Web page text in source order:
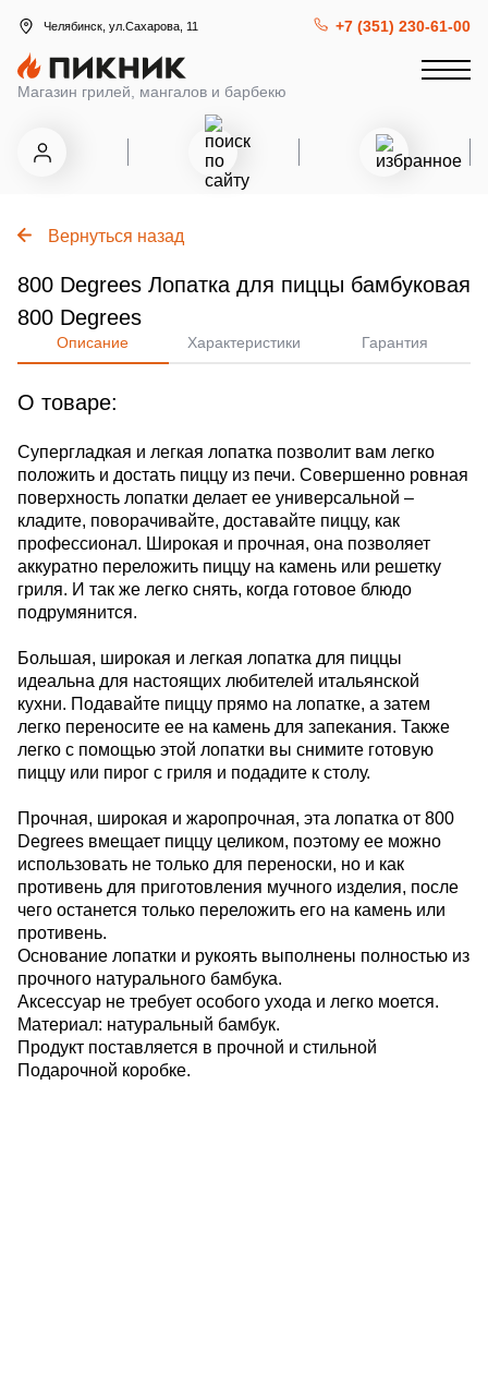
Челябинск, ул.Сахарова, 11 +7 (351) 230-61-00
Магазин грилей, мангалов и барбекю
Вернуться назад
800 Degrees Лопатка для пиццы бамбуковая
800 Degrees
Описание Характеристики Гарантия
О товаре:
Супергладкая и легкая лопатка позволит вам легко
положить и достать пиццу из печи. Совершенно ровная
поверхность лопатки делает ее универсальной –
кладите, поворачивайте, доставайте пиццу, как
профессионал. Широкая и прочная, она позволяет
аккуратно переложить пиццу на камень или решетку
гриля. И так же легко снять, когда готовое блюдо
подрумянится.
Большая, широкая и легкая лопатка для пиццы
идеальна для настоящих любителей итальянской
кухни. Подавайте пиццу прямо на лопатке, а затем
легко переносите ее на камень для запекания. Также
легко с помощью этой лопатки вы снимите готовую
пиццу или пирог с гриля и подадите к столу.
Прочная, широкая и жаропрочная, эта лопатка от 800
Degrees вмещает пиццу целиком, поэтому ее можно
использовать не только для переноски, но и как
противень для приготовления мучного изделия, после
чего останется только переложить его на камень или
противень.
Основание лопатки и рукоять выполнены полностью из
прочного натурального бамбука.
Аксессуар не требует особого ухода и легко моется.
Материал: натуральный бамбук.
Продукт поставляется в прочной и стильной
Подарочной коробке.